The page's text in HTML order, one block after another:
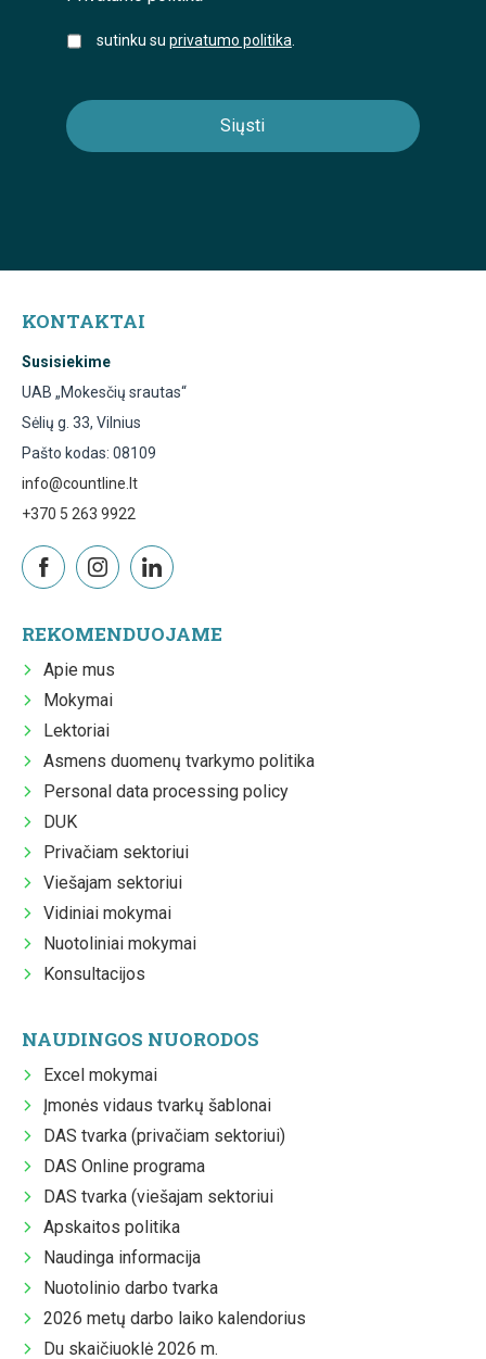
sutinku su privatumo politika
KONTAKTAI
Susisiekime
UAB „Mokesčių srautas“
Sėlių g. 33, Vilnius
Pašto kodas: 08109
info@countline.lt
+370 5 263 9922
REKOMENDUOJAME
Apie mus
Mokymai
Lektoriai
Asmens duomenų tvarkymo politika
Personal data processing policy
DUK
Privačiam sektoriui
Viešajam sektoriui
Vidiniai mokymai
Nuotoliniai mokymai
Konsultacijos
NAUDINGOS NUORODOS
Excel mokymai
Įmonės vidaus tvarkų šablonai
DAS tvarka (privačiam sektoriui)
DAS Online programa
DAS tvarka (viešajam sektoriui
Apskaitos politika
Naudinga informacija
Nuotolinio darbo tvarka
2026 metų darbo laiko kalendorius
Du skaičiuoklė 2026 m.